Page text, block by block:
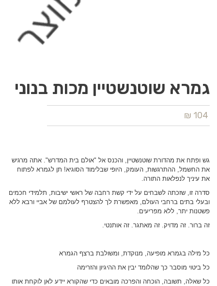
גמרא שוטנשטיין מכות בנוני
104 ₪
גש ופתח את מהדורת שוטנשטיין, והכנס אל "אולם בית המדרש". אתה מרגיש
את החשמל, ההתרגשות, העומק, היופי שבלימוד הסוגיא! תן לגמרא לפתוח
את עיניך לנפלאות התורה.
סדרה זו, שזכתה לשבחים על ידי קשת רחבה של ראשי ישיבות, תלמידי חכמים
ובעלי בתים ברחבי העולם, מאפשרת לך להצטרף לעולמם של אביי ורבא ללא
פשטנות יתר, ללא מפריעים.
זה ברור. זה מדויק. זה מאתגר. זה אותנטי.
כל מילה בגמרא מופיעה, מנוקדת, ומשולבת ברצף הגמרא
כל ביטוי מוסבר כך שהלומד יבין את ההיגיון והזרימה
כל שאלה, תשובה, הוכחה והפרכה מובאים כדי שהקורא יידע לאן לוקחת אותו